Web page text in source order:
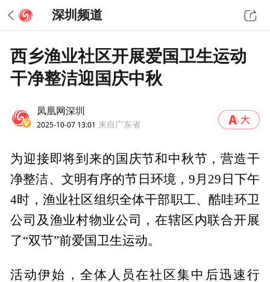
深圳频道
西乡渔业社区开展爱国卫生运动
干净整洁迎国庆中秋
凤凰网深圳
2025-10-07 13:01 来自广东省
为迎接即将到来的国庆节和中秋节，营造干
净整洁、文明有序的节日环境，9月29日下午
4时，渔业社区组织全体干部职工、酷哇环卫
公司及渔业村物业公司，在辖区内联合开展
了“双节”前爱国卫生运动。
活动伊始，全体人员在社区集中后迅速行